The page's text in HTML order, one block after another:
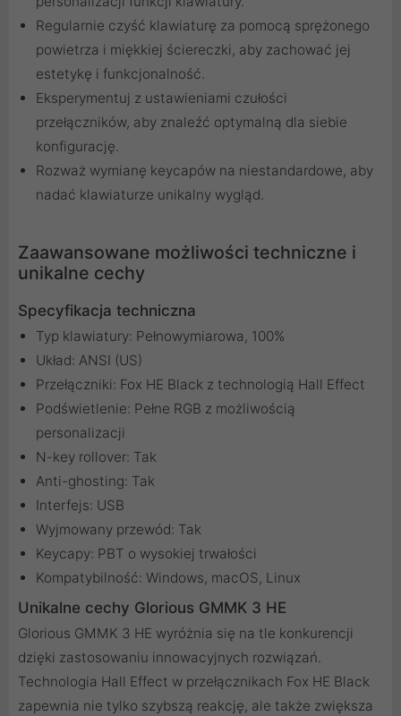
Regularnie czyść klawiaturę za pomocą sprężonego
powietrza i miękkiej ściereczki, aby zachować jej
estetykę i funkcjonalność.
Eksperymentuj z ustawieniami czułości
przełączników, aby znaleźć optymalną dla siebie
konfigurację.
Rozważ wymianę keycapów na niestandardowe, aby
nadać klawiaturze unikalny wygląd.
Zaawansowane możliwości techniczne i
unikalne cechy
Specyfikacja techniczna
Typ klawiatury: Pełnowymiarowa, 100%
Układ: ANSI (US)
Przełączniki: Fox HE Black z technologią Hall Effect
Podświetlenie: Pełne RGB z możliwością
personalizacji
N-key rollover: Tak
Anti-ghosting: Tak
Interfejs: USB
Wyjmowany przewód: Tak
Keycapy: PBT o wysokiej trwałości
Kompatybilność: Windows, macOS, Linux
Unikalne cechy Glorious GMMK 3 HE
Glorious GMMK 3 HE wyróżnia się na tle konkurencji
dzięki zastosowaniu innowacyjnych rozwiązań.
Technologia Hall Effect w przełącznikach Fox HE Black
zapewnia nie tylko szybszą reakcję, ale także zwiększa